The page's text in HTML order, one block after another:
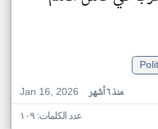
Jan 16, 2026
منذ ٦ أشهر
عدد الكلمات: ١٠٩